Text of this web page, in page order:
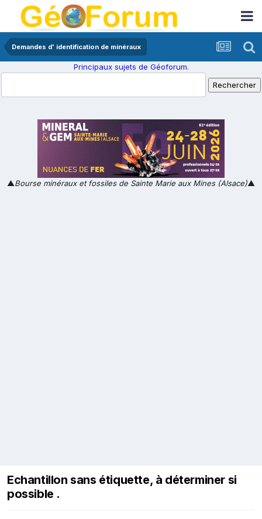
Demandes d' identification de minéraux
Principaux sujets de Géoforum.
▲Bourse minéraux et fossiles de Sainte Marie aux Mines (Alsace)▲
Echantillon sans étiquette, à déterminer si
possible .